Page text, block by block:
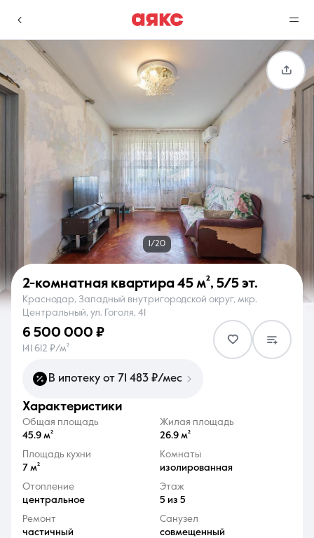
г. Краснодар
Избранное Сравнение
0 объявлений
Недвижимость Услуги
О компании Контакты
8 (861) 297-00-00
Ежедневно с 08:30 до 20:00
1/20
2-комнатная квартира 45 м², 5/5 эт.
Краснодар, Западный внутригородской округ, мкр.
Центральный, ул. Гоголя, 41
6 500 000 ₽
141 612 ₽/м²
В ипотеку от 71 483 ₽/мес
характеристики
Общая площадь
45.9 м²
Жилая площадь
26.9 м²
Площадь кухни
7 м²
Комнаты
изолированная
Отопление
центральное
Этаж
5 из 5
Ремонт
частичный
Санузел
совмещенный